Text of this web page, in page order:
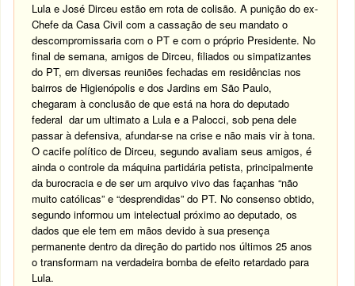
Lula e José Dirceu estão em rota de colisão. A punição do ex-
Chefe da Casa Civil com a cassação de seu mandato o
descompromissaria com o PT e com o próprio Presidente. No
final de semana, amigos de Dirceu, filiados ou simpatizantes
do PT, em diversas reuniões fechadas em residências nos
bairros de Higienópolis e dos Jardins em São Paulo,
chegaram à conclusão de que está na hora do deputado
federal dar um ultimato a Lula e a Palocci, sob pena dele
passar à defensiva, afundar-se na crise e não mais vir à tona.
O cacife político de Dirceu, segundo avaliam seus amigos, é
ainda o controle da máquina partidária petista, principalmente
da burocracia e de ser um arquivo vivo das façanhas “não
muito católicas” e “desprendidas” do PT. No consenso obtido,
segundo informou um intelectual próximo ao deputado, os
dados que ele tem em mãos devido à sua presença
permanente dentro da direção do partido nos últimos 25 anos
o transformam na verdadeira bomba de efeito retardado para
Lula.